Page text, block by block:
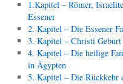
1.Kapitel – Römer,
Essener
2. Kapitel – Die Essener
3. Kapitel – Christi Geburt
4. Kapitel – Die heilige
in Ägypten
5. Kapitel – Die Rückkehr